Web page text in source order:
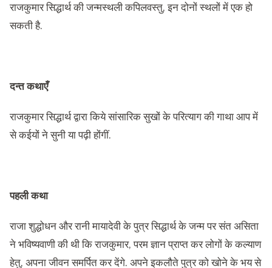
राजकुमार सिद्धार्थ की जन्मस्थली कपिलवस्तु, इन दोनों स्थलों में एक हो
सकती है.
दन्त कथाएँ
राजकुमार सिद्धार्थ द्वारा किये सांसारिक सुखों के परित्याग की गाथा आप में
से कईयों ने सुनी या पढ़ी होंगीं.
पहली कथा
राजा शुद्धोधन और रानी मायादेवी के पुत्र सिद्धार्थ के जन्म पर संत असिता
ने भविष्यवाणी की थी कि राजकुमार, परम ज्ञान प्राप्त कर लोगों के कल्याण
हेतु, अपना जीवन समर्पित कर देंगे. अपने इकलौते पुत्र को खोने के भय से